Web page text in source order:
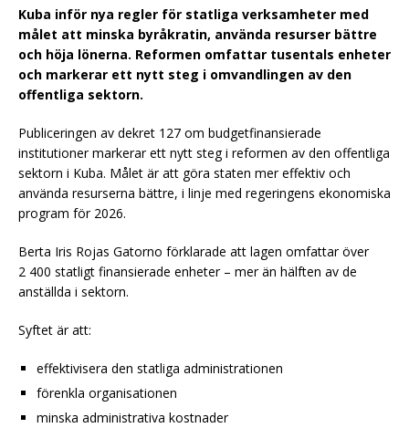
Kuba inför nya regler för statliga verksamheter med
målet att minska byråkratin, använda resurser bättre
och höja lönerna. Reformen omfattar tusentals enheter
och markerar ett nytt steg i omvandlingen av den
offentliga sektorn.
Publiceringen av dekret 127 om budgetfinansierade
institutioner markerar ett nytt steg i reformen av den offentliga
sektorn i Kuba. Målet är att göra staten mer effektiv och
använda resurserna bättre, i linje med regeringens ekonomiska
program för 2026.
Berta Iris Rojas Gatorno förklarade att lagen omfattar över
2 400 statligt finansierade enheter – mer än hälften av de
anställda i sektorn.
Syftet är att:
effektivisera den statliga administrationen
förenkla organisationen
minska administrativa kostnader